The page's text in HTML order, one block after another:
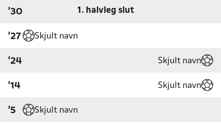
'30 1. halvleg slut
'27 Skjult navn
'24 Skjult navn
'14 Skjult navn
'5 Skjult navn